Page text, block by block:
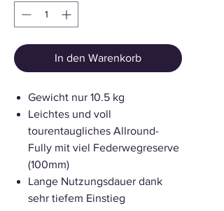
In den Warenkorb
Gewicht nur 10.5 kg
Leichtes und voll
tourentaugliches Allround-
Fully mit viel Federwegreserve
(100mm)
Lange Nutzungsdauer dank
sehr tiefem Einstieg